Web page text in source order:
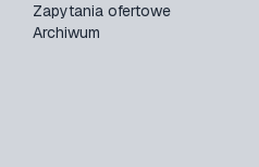
Zapytania ofertowe
Archiwum